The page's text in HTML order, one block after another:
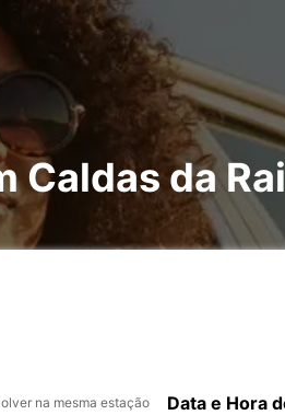
Caldas da
na mesma estação Data e Hora